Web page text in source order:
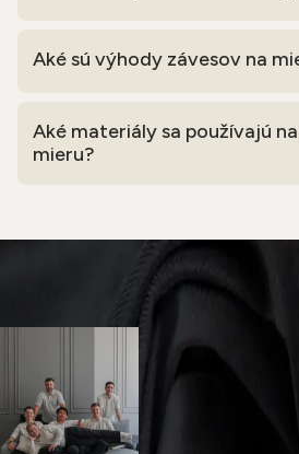
Aké sú výhody závesov na
Aké materiály sa používajú
mieru?